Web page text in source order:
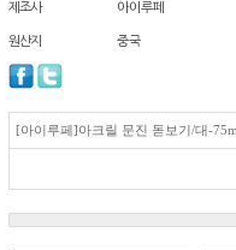
제조사 아이루페
원산지 중국
[아이루페]아크릴 문진 돋보기/대-